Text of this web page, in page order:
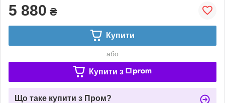
5 880 ₴
Купити
або
Купити з
Що таке купити з Пром?